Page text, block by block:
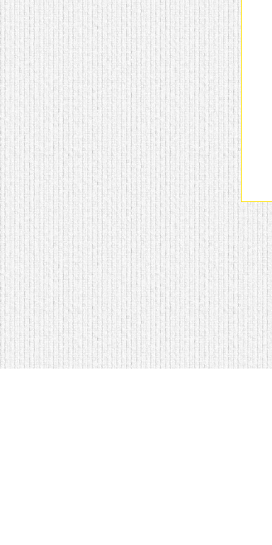
домашнем использовании.
Эта мебель имеет
некоторые преимущества
перед той же стенкой для
гостиной, к примеру,
поскольку она более
легкая и не загромождает
пространство. В спальне
этот предмет можно
поставить у изголовья
кровати, чтобы заполнить
пустующее там
место.
Также стеллажи
очень часто используют в
качестве разграничителей
комнаты, например, на
рабочую зону и
пространство для отдыха.
Особенно это актуально
для однокомнатных
квартир.